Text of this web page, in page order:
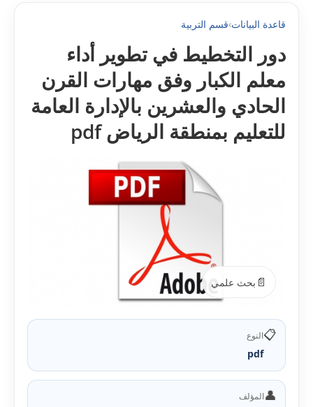
قاعدة البيانات›قسم التربية
دور التخطيط في تطوير أداء
معلم الکبار وفق مهارات القرن
الحادي والعشرين بالإدارة العامة
للتعليم بمنطقة الرياض pdf
📄 بحث علمي
📋النوع
pdf
👤المؤلف